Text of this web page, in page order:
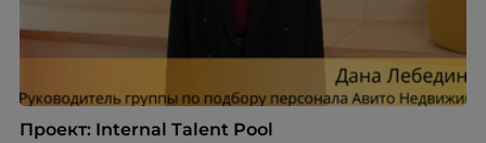
Проект: Internal Talent Pool